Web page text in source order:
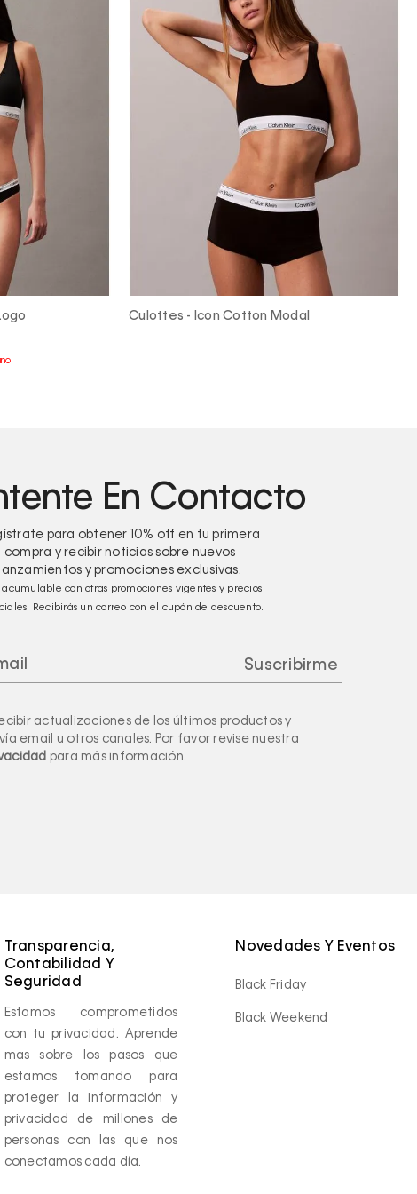
Culottes - Icon Cotton Modal
En Contacto
para obtener 10% off en tu primera
compra y recibir noticias sobre nuevos
lanzamientos y promociones exclusivas.
acumulable con otras promociones vigentes y precios
Recibirás un correo con el cupón de descuento.
actualizaciones de los últimos productos y
email u otros canales. Por favor revise nuestra
para más información.
Transparencia,
Contabilidad Y
Seguridad
Estamos comprometidos
con tu privacidad. Aprende
mas sobre los pasos que
estamos tomando para
proteger la información y
privacidad de millones de
personas con las que nos
conectamos cada día.
Novedades Y Eventos
Black Friday
Black Weekend